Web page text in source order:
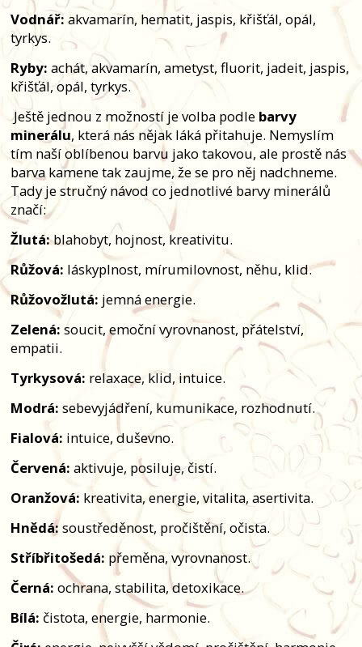
Vodnář: akvamarín, hematit, jaspis, křišťál, opál,
tyrkys.
Ryby:achát, akvamarín, ametyst, fluorit, jadeit, jaspis,
křišťál, opál, tyrkys.
Ještě jednou z možností je volba podle barvy
minerálu, která nás nějak láká přitahuje. Nemyslím
tím naší oblíbenou barvu jako takovou, ale prostě nás
barva kamene tak zaujme, že se pro něj nadchneme.
Tady je stručný návod co jednotlivé barvy minerálů
značí:
Žlutá:blahobyt, hojnost, kreativitu.
Růžová: láskyplnost, mírumilovnost, něhu, klid.
Růžovožlutá: jemná energie.
Zelená:soucit, emoční vyrovnanost, přátelství,
empatii.
Tyrkysová: relaxace, klid, intuice.
Modrá:sebevyjádření, kumunikace, rozhodnutí.
Fialová: intuice, duševno.
Červená: aktivuje, posiluje, čistí.
Oranžová: kreativita, energie, vitalita, asertivita.
Hnědá:soustředěnost, pročištění, očista.
Stříbřitošedá: přeměna, vyrovnanost.
Černá:ochrana, stabilita, detoxikace.
Bílá: čistota, energie, harmonie.